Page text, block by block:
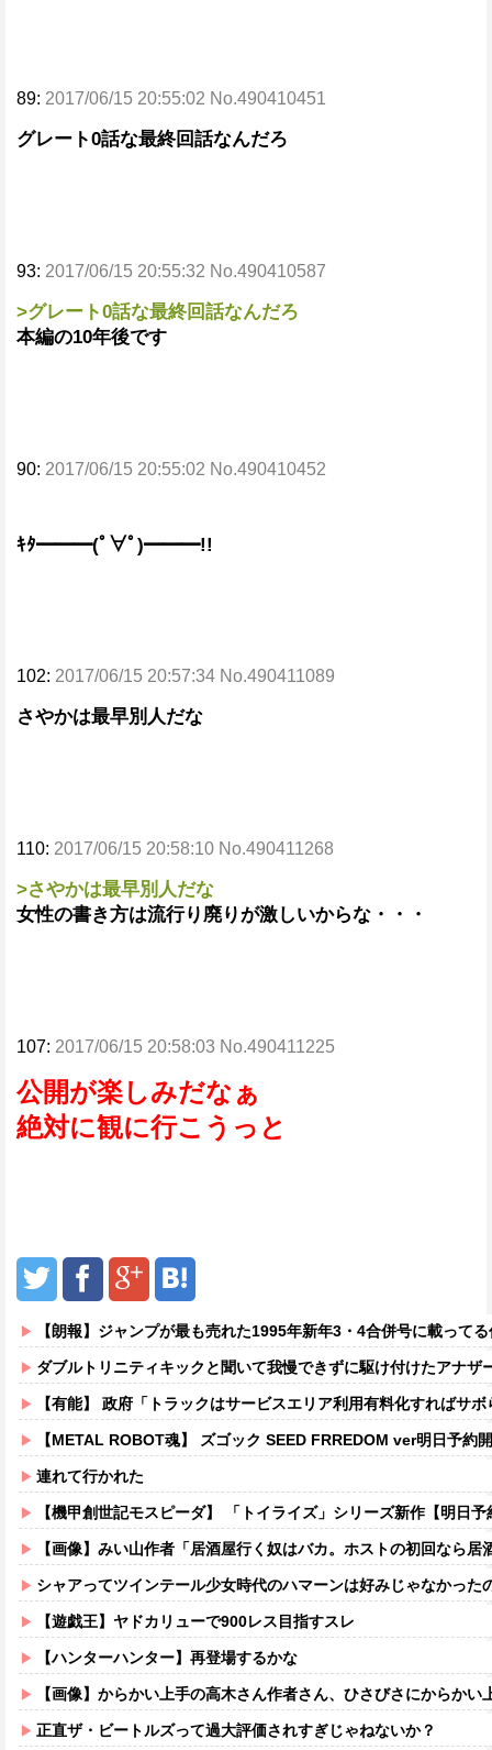
89: 2017/06/15 20:55:02 No.490410451
グレート0話な最終回話なんだろ
93: 2017/06/15 20:55:32 No.490410587
>グレート0話な最終回話なんだろ
本編の10年後です
90: 2017/06/15 20:55:02 No.490410452
ｷﾀ━━━(ﾟ∀ﾟ)━━━!!
102: 2017/06/15 20:57:34 No.490411089
さやかは最早別人だな
110: 2017/06/15 20:58:10 No.490411268
>さやかは最早別人だな
女性の書き方は流行り廃りが激しいからな・・・
107: 2017/06/15 20:58:03 No.490411225
公開が楽しみだなぁ
絶対に観に行こうっと
【朗報】ジャンプが最も売れた1995年新年3・4合併号に載って
ダブルトリニティキックと聞いて我慢できずに駆け付けたアナザ
【有能】 政府「トラックはサービスエリア利用有料化すればサボら
【METAL ROBOT魂】 ズゴック SEED FRREDOM ver明日予約開始！！
連れて行かれた
【機甲創世記モスピーダ】 「トイライズ」シリーズ新作【明日予
【画像】みい山作者「居酒屋行く奴はバカ。ホストの初回なら居酒屋より安く飲
シャアってツインテール少女時代のハマーンは好みじゃなかった
【遊戯王】ヤドカリューで900レス目指すスレ
【ハンターハンター】再登場するかな
【画像】からかい上手の高木さん作者さん、ひさびさにからかい上手の高木
正直ザ・ビートルズって過大評価されすぎじゃねないか？